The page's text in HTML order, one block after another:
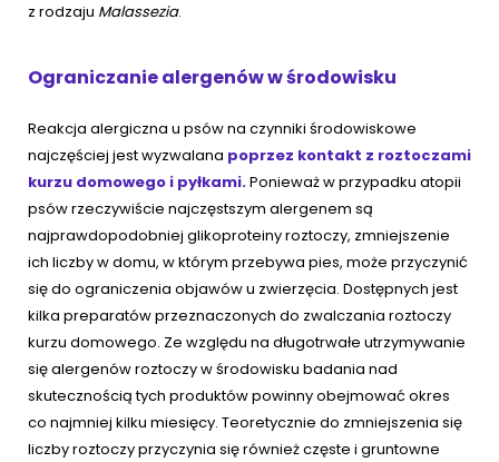
z rodzaju Malassezia.
Ograniczanie alergenów w środowisku
Reakcja alergiczna u psów na czynniki środowiskowe
najczęściej jest wyzwalana poprzez kontakt z roztoczami
kurzu domowego i pyłkami.Ponieważ w przypadku atopii
psów rzeczywiście najczęstszym alergenem są
najprawdopodobniej glikoproteiny roztoczy, zmniejszenie
ich liczby w domu, w którym przebywa pies, może przyczynić
się do ograniczenia objawów u zwierzęcia. Dostępnych jest
kilka preparatów przeznaczonych do zwalczania roztoczy
kurzu domowego. Ze względu na długotrwałe utrzymywanie
się alergenów roztoczy w środowisku badania nad
skutecznością tych produktów powinny obejmować okres
co najmniej kilku miesięcy. Teoretycznie do zmniejszenia się
liczby roztoczy przyczynia się również częste i gruntowne